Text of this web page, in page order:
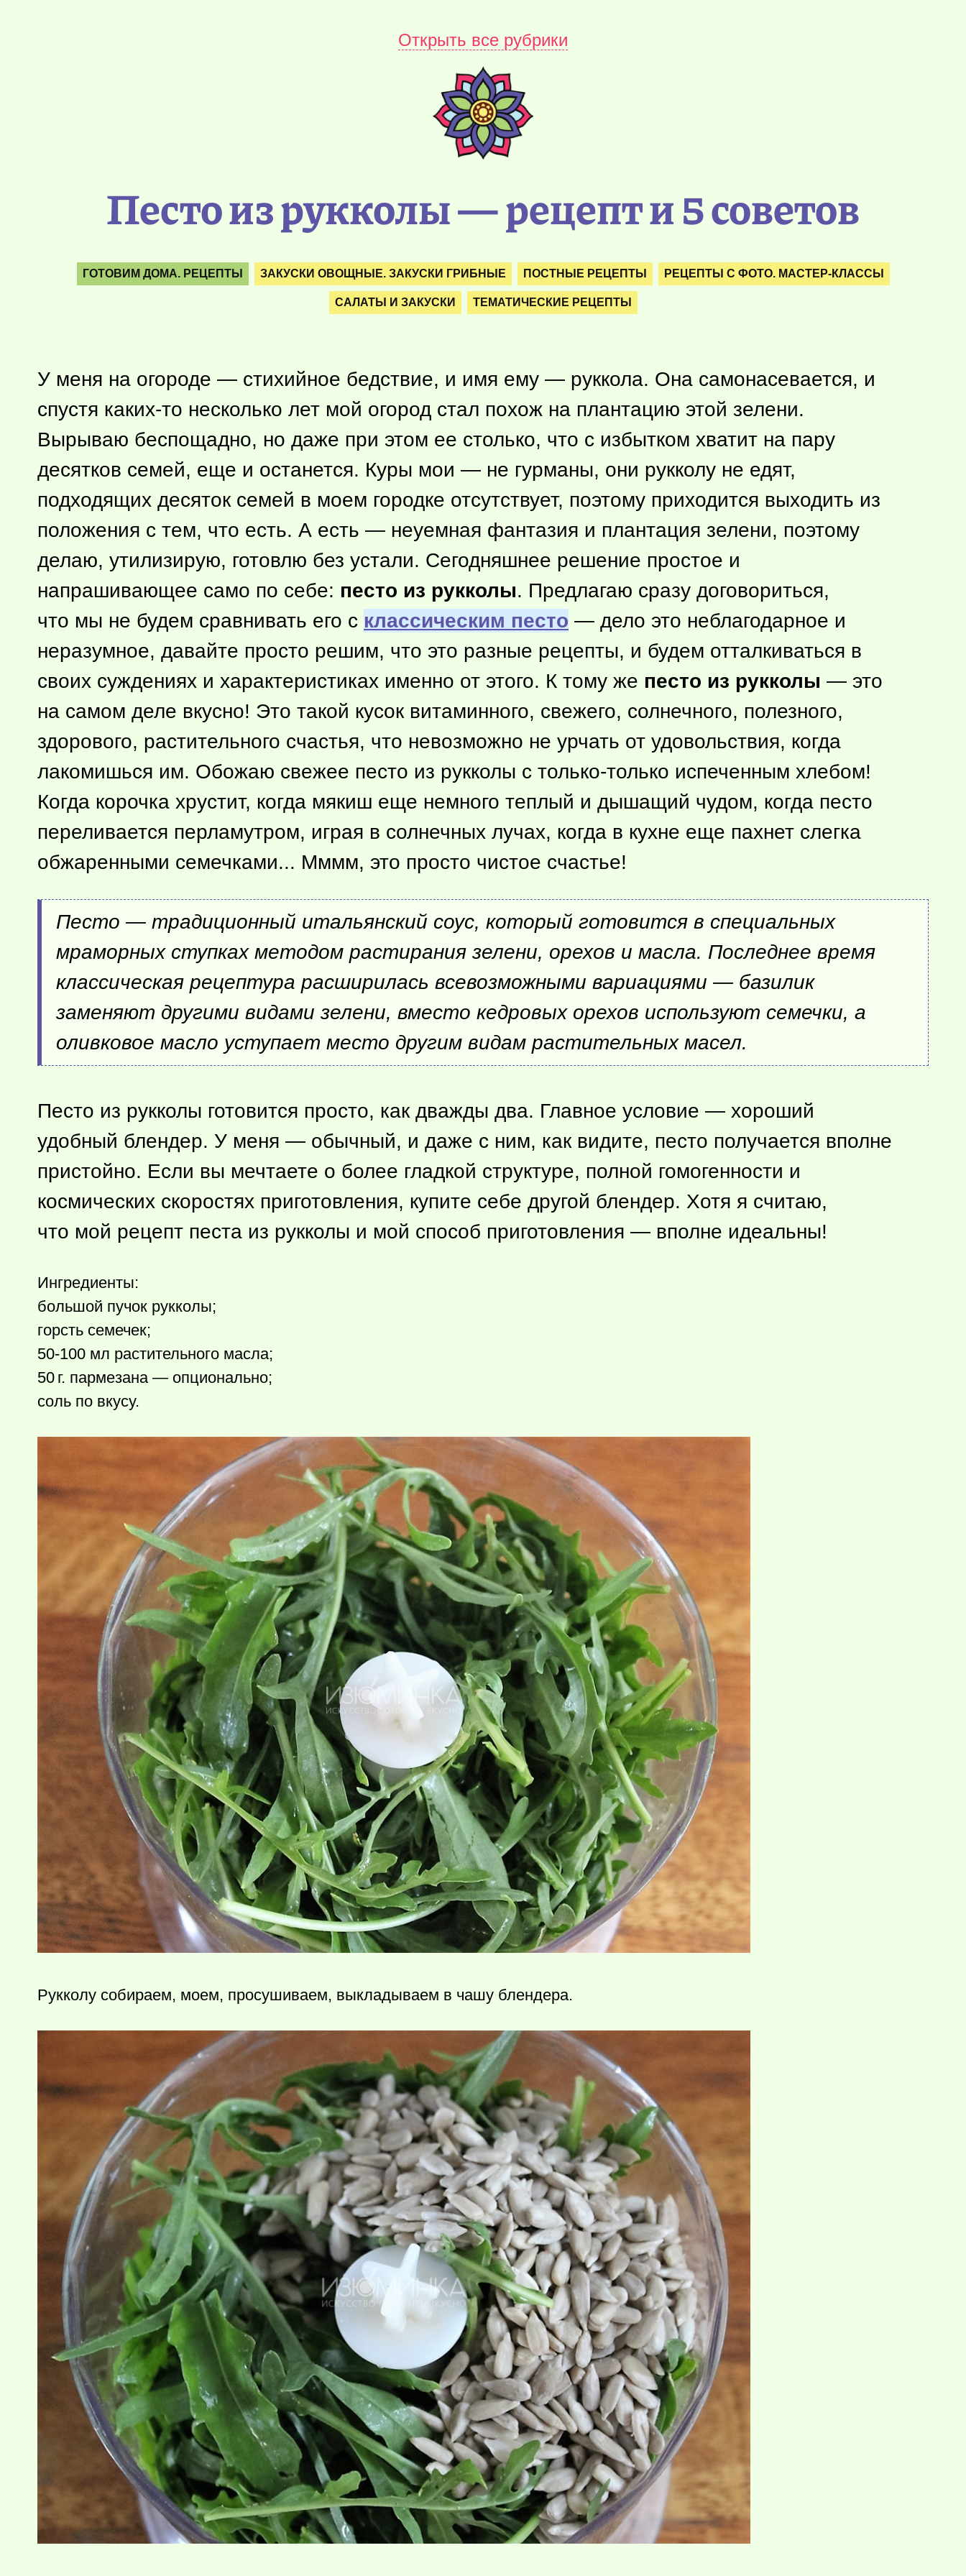
Открыть все рубрики
Песто из рукколы — рецепт и 5 советов
ГОТОВИМ ДОМА. РЕЦЕПТЫ ЗАКУСКИ ОВОЩНЫЕ. ЗАКУСКИ ГРИБНЫЕ ПОСТНЫЕ РЕЦЕПТЫ РЕЦЕПТЫ С ФОТО. МАСТЕР-КЛАССЫ
САЛАТЫ И ЗАКУСКИ ТЕМАТИЧЕСКИЕ РЕЦЕПТЫ
У меня на огороде — стихийное бедствие, и имя ему — руккола. Она самонасевается, и
спустя каких-то несколько лет мой огород стал похож на плантацию этой зелени.
Вырываю беспощадно, но даже при этом ее столько, что с избытком хватит на пару
десятков семей, еще и останется. Куры мои — не гурманы, они рукколу не едят,
подходящих десяток семей в моем городке отсутствует, поэтому приходится выходить из
положения с тем, что есть. А есть — неуемная фантазия и плантация зелени, поэтому
делаю, утилизирую, готовлю без устали. Сегодняшнее решение простое и
напрашивающее само по себе: песто из рукколы. Предлагаю сразу договориться,
что мы не будем сравнивать его с классическим песто — дело это неблагодарное и
неразумное, давайте просто решим, что это разные рецепты, и будем отталкиваться в
своих суждениях и характеристиках именно от этого. К тому же песто из рукколы — это
на самом деле вкусно! Это такой кусок витаминного, свежего, солнечного, полезного,
здорового, растительного счастья, что невозможно не урчать от удовольствия, когда
лакомишься им. Обожаю свежее песто из рукколы с только-только испеченным хлебом!
Когда корочка хрустит, когда мякиш еще немного теплый и дышащий чудом, когда песто
переливается перламутром, играя в солнечных лучах, когда в кухне еще пахнет слегка
обжаренными семечками... Мммм, это просто чистое счастье!
Песто — традиционный итальянский соус, который готовится в специальных
мраморных ступках методом растирания зелени, орехов и масла. Последнее время
классическая рецептура расширилась всевозможными вариациями — базилик
заменяют другими видами зелени, вместо кедровых орехов используют семечки, а
оливковое масло уступает место другим видам растительных масел.
Песто из рукколы готовится просто, как дважды два. Главное условие — хороший
удобный блендер. У меня — обычный, и даже с ним, как видите, песто получается вполне
пристойно. Если вы мечтаете о более гладкой структуре, полной гомогенности и
космических скоростях приготовления, купите себе другой блендер. Хотя я считаю,
что мой рецепт песта из рукколы и мой способ приготовления — вполне идеальны!
Ингредиенты:
большой пучок рукколы;
горсть семечек;
50-100 мл растительного масла;
50 г. пармезана — опционально;
соль по вкусу.
Рукколу собираем, моем, просушиваем, выкладываем в чашу блендера.